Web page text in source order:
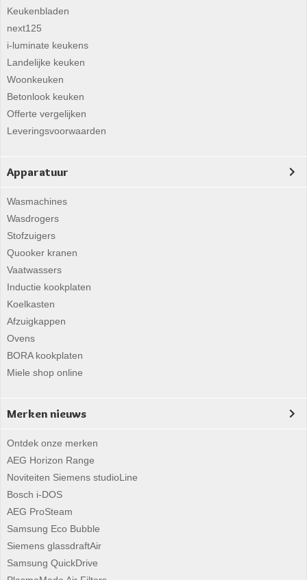
Keukenbladen
next125
i-luminate keukens
Landelijke keuken
Woonkeuken
Betonlook keuken
Offerte vergelijken
Leveringsvoorwaarden
Apparatuur
Wasmachines
Wasdrogers
Stofzuigers
Quooker kranen
Vaatwassers
Inductie kookplaten
Koelkasten
Afzuigkappen
Ovens
BORA kookplaten
Miele shop online
Merken nieuws
Ontdek onze merken
AEG Horizon Range
Noviteiten Siemens studioLine
Bosch i-DOS
AEG ProSteam
Samsung Eco Bubble
Siemens glassdraftAir
Samsung QuickDrive